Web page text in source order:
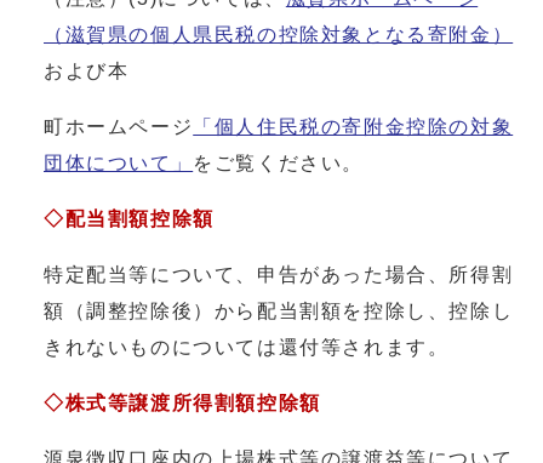
（滋賀県の個人県民税の控除対象となる寄附金）
および本
町ホームページ
「個人住民税の寄附金控除の対象
団体について」
をご覧ください。
◇配当割額控除額
特定配当等について、申告があった場合、所得割
額（調整控除後）から配当割額を控除し、控除し
きれないものについては還付等されます。
◇株式等譲渡所得割額控除額
源泉徴収口座内の上場株式等の譲渡益等について